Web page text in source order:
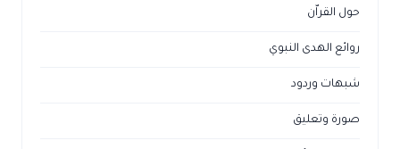
حول القراّن
روائع الهدى النبوي
شبهات وردود
صورة وتعليق